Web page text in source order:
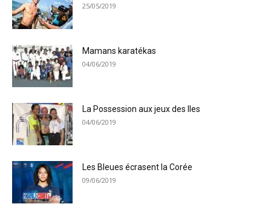
25/05/2019
Mamans karatékas
04/06/2019
La Possession aux jeux des Iles
04/06/2019
Les Bleues écrasent la Corée
09/06/2019